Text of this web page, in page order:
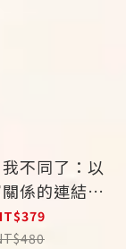
不同了：以
係的連結與
的盼望